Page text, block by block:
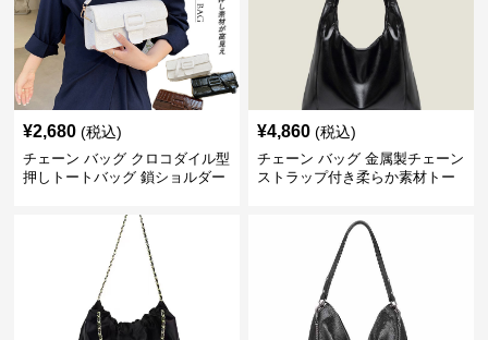
¥2,680 (税込)
チェーン バッグ クロコダイル型
押しトートバッグ 鎖ショルダー
¥4,860 (税込)
チェーン バッグ 金属製チェーン
ストラップ付き柔らか素材トー